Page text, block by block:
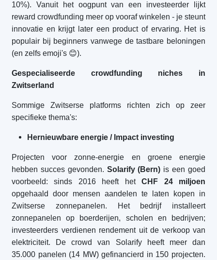
10%). Vanuit het oogpunt van een investeerder lijkt
reward crowdfunding meer op vooraf winkelen - je steunt
innovatie en krijgt later een product of ervaring. Het is
populair bij beginners vanwege de tastbare beloningen
(en zelfs emoji's 😊).
Gespecialiseerde crowdfunding niches in
Zwitserland
Sommige Zwitserse platforms richten zich op zeer
specifieke thema's:
Hernieuwbare energie / Impact investing
Projecten voor zonne-energie en groene energie
hebben succes gevonden. Solarify (Bern) is een goed
voorbeeld: sinds 2016 heeft hetCHF 24 miljoen
opgehaald door mensen aandelen te laten kopen in
Zwitserse zonnepanelen. Het bedrijf installeert
zonnepanelen op boerderijen, scholen en bedrijven;
investeerders verdienen rendement uit de verkoop van
elektriciteit. De crowd van Solarify heeft meer dan
35.000 panelen (14 MW) gefinancierd in 150 projecten.